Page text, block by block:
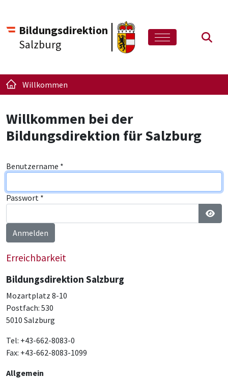
Bildungsdirektion
Salzburg
Willkommen
Willkommen bei der
Bildungsdirektion für Salzburg
Benutzername *
Passwort *
Anmelden
Erreichbarkeit
Bildungsdirektion Salzburg
Mozartplatz 8-10
Postfach: 530
5010 Salzburg
Tel: +43-662-8083-0
Fax: +43-662-8083-1099
Allgemein